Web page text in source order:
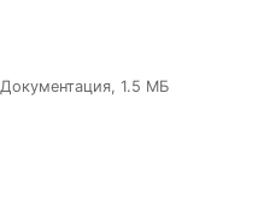
Документация, 1.5 МБ